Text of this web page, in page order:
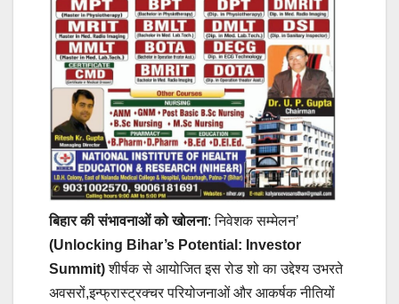
बिहार की संभावनाओं को खोलना: निवेशक सम्मेलन’
(Unlocking Bihar’s Potential: Investor
Summit)शीर्षक से आयोजित इस रोड शो का उद्देश्य उभरते
अवसरों,इन्फ्रास्ट्रक्चर परियोजनाओं और आकर्षक नीतियों